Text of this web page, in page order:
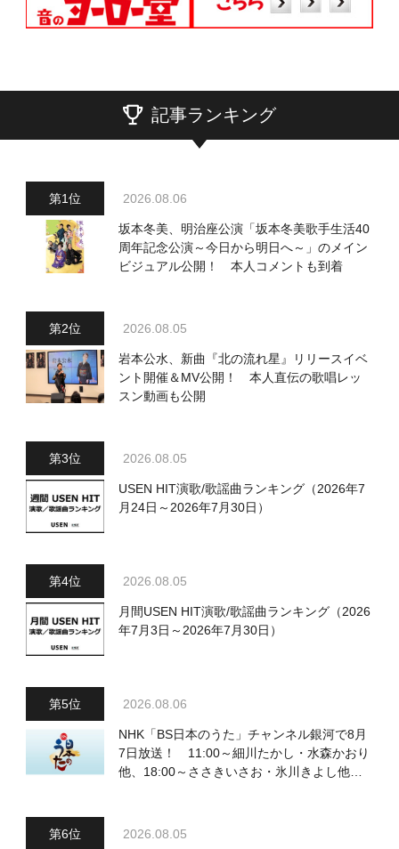
記事ランキング
2026.08.06
坂本冬美、明治座公演「坂本冬美歌手生活40
周年記念公演～今日から明日へ～」のメイン
ビジュアル公開！ 本人コメントも到着
2026.08.05
岩本公水、新曲『北の流れ星』リリースイベ
ント開催＆MV公開！ 本人直伝の歌唱レッ
スン動画も公開
2026.08.05
USEN HIT演歌/歌謡曲ランキング（2026年7
月24日～2026年7月30日）
2026.08.05
月間USEN HIT演歌/歌謡曲ランキング（2026
年7月3日～2026年7月30日）
2026.08.06
NHK「BS日本のうた」チャンネル銀河で8月
7日放送！ 11:00～細川たかし・水森かおり
他、18:00～ささきいさお・氷川きよし他登
2026.08.05